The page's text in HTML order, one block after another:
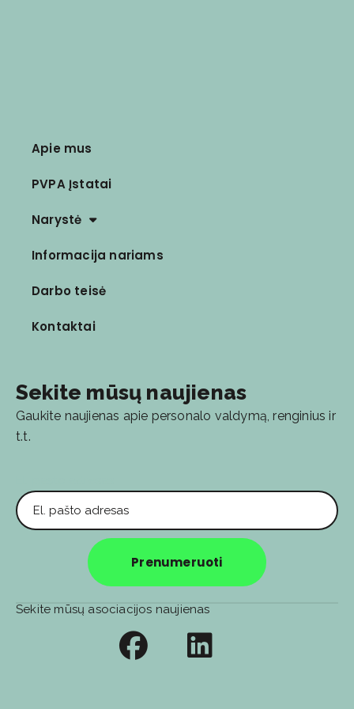
Apie mus
PVPA Įstatai
Narystė
Informacija nariams
Darbo teisė
Kontaktai
Sekite mūsų naujienas
Gaukite naujienas apie personalo valdymą, renginius ir
t.t.
Prenumeruoti
Sekite mūsų asociacijos naujienas